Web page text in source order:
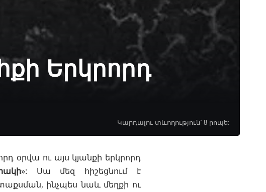
Երկրորդ
Կարդալու տևողություն՝ 8 րոպե:
օրվա ու այս կյանքի երկրորդ
»: Սա մեզ հիշեցնում է
ինչպես նաև մեղքի ու